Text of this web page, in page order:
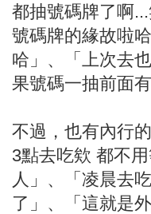
都抽號碼牌了啊
號碼牌的緣故啦
哈」、「上次去
果號碼一抽前面
不過，也有內行
3點去吃欸 都不
人」、「凌晨去
了」、「這就是